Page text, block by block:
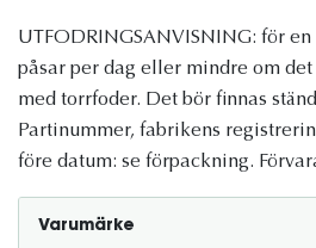
UTFODRINGSANVISNING: för
påsar per dag eller mindre om
med torrfoder. Det bör finnas
Partinummer, fabrikens
före datum: se förpackning.
Varumärke